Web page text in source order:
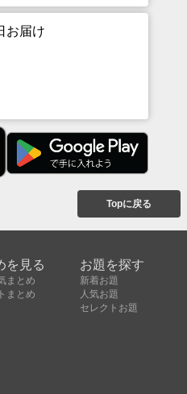
お届け
Topに戻る
を見る
まとめ
まとめ
お題を探す
新着お題
人気お題
セレクトお題